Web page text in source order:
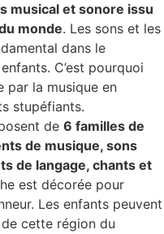
musical et sonore issu
monde. Les sons et les
dans le
C’est pourquoi
par la musique en
stupéfiants.
de 6 familles de
de musique, sons
de langage, chants et
est décorée pour
Les enfants peuvent
cette région du